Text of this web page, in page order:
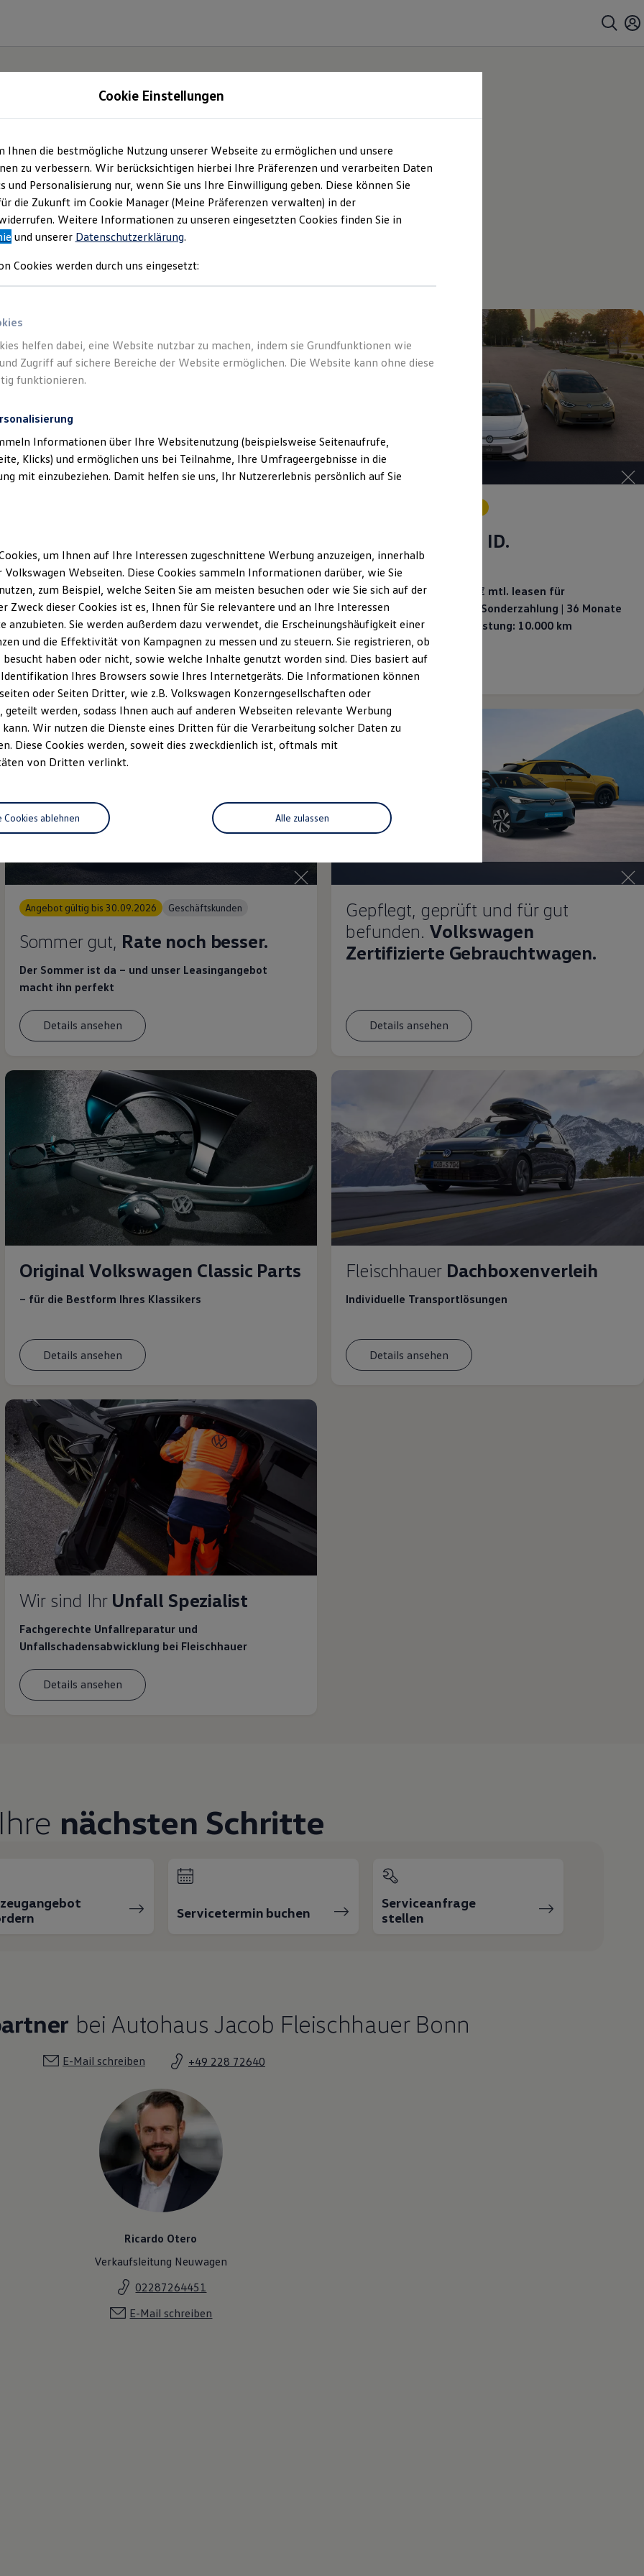
und mehr
GmbH & Co. KG(Impressum & Rechtliches)
ID. Polo Life ab 149,00 €mtl. leasen für Privatkunden |
6.000,00 €Sonderzahlung | 36 Monate Laufzeit |
Jährliche Fahrleistung: 10.000 km
Details ansehen
ID.
Sonderleasing
ID.3 Neo Trend ab 199,00 € mtl. leasen für
Privatkunden | 6.000,00 €
Sonderzahlung | 36 Monate
Laufzeit | Jährliche Fahrleistung: 10.000 km
Details ansehen
Angebot gültig bis 30.09.2026 Geschäftskunden
Sommer gut, Rate noch besser.
Der Sommer ist da – und unser Leasingangebot
macht ihn perfekt
Details ansehen
Gepflegt, geprüft und für gut
befunden. Volkswagen
Zertifizierte Gebrauchtwagen.
Details ansehen
Original Volkswagen Classic Parts
– für die Bestform Ihres Klassikers
Details ansehen
Fleischhauer Dachboxenverleih
Individuelle Transportlösungen
Details ansehen
Wir sind Ihr Unfall Spezialist
Fachgerechte Unfallreparatur und
Unfallschadensabwicklung bei Fleischhauer
Details ansehen
Ihre nächsten Schritte
Servicetermin buchen
Serviceanfrage
stellen
bei Autohaus Jacob Fleischhauer Bonn
E-Mail schreiben +49 228 72640
Ricardo Otero
Verkaufsleitung Neuwagen
02287264451
E-Mail schreiben
Cookie Einstellungen
Ihnen die bestmögliche Nutzung unserer Webseite zu ermöglichen und unsere
zu verbessern. Wir berücksichtigen hierbei Ihre Präferenzen und verarbeiten Daten
Personalisierung nur, wenn Sie uns Ihre Einwilligung geben. Diese können Sie
die Zukunft im Cookie Manager (Meine Präferenzen verwalten) in der
Weitere Informationen zu unseren eingesetzten Cookies finden Sie in
und unserer Datenschutzerklärung.
Cookies werden durch uns eingesetzt:
helfen dabei, eine Website nutzbar zu machen, indem sie Grundfunktionen wie
Zugriff auf sichere Bereiche der Website ermöglichen. Die Website kann ohne diese
funktionieren.
Informationen über Ihre Websitenutzung (beispielsweise Seitenaufrufe,
Klicks) und ermöglichen uns bei Teilnahme, Ihre Umfrageergebnisse in die
mit einzubeziehen. Damit helfen sie uns, Ihr Nutzererlebnis persönlich auf Sie
um Ihnen auf Ihre Interessen zugeschnittene Werbung anzuzeigen, innerhalb
Volkswagen Webseiten. Diese Cookies sammeln Informationen darüber, wie Sie
zum Beispiel, welche Seiten Sie am meisten besuchen oder wie Sie sich auf der
Zweck dieser Cookies ist es, Ihnen für Sie relevantere und an Ihre Interessen
anzubieten. Sie werden außerdem dazu verwendet, die Erscheinungshäufigkeit einer
und die Effektivität von Kampagnen zu messen und zu steuern. Sie registrieren, ob
besucht haben oder nicht, sowie welche Inhalte genutzt worden sind. Dies basiert auf
Ihres Browsers sowie Ihres Internetgeräts. Die Informationen können
oder Seiten Dritter, wie z.B. Volkswagen Konzerngesellschaften oder
geteilt werden, sodass Ihnen auch auf anderen Webseiten relevante Werbung
Wir nutzen die Dienste eines Dritten für die Verarbeitung solcher Daten zu
Diese Cookies werden, soweit dies zweckdienlich ist, oftmals mit
von Dritten verlinkt.
Alle zulassen
Cookies ablehnen